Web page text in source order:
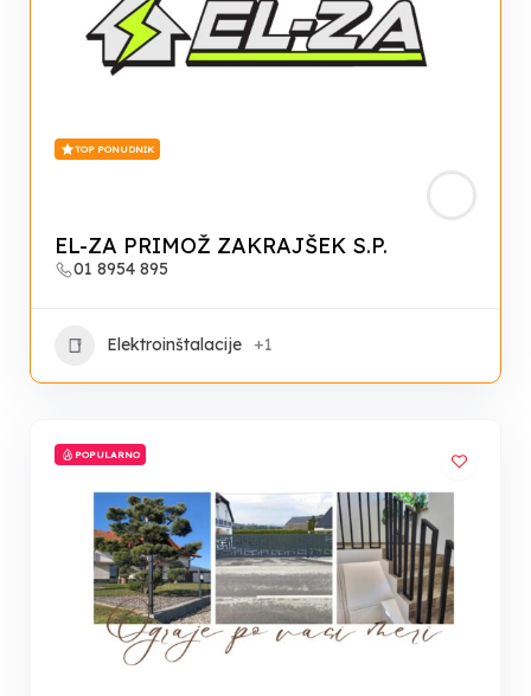
TOP PONUDNIK
EL-ZA PRIMOŽ ZAKRAJŠEK S.P.
01 8954 895
Elektroinštalacije +1
POPULARNO